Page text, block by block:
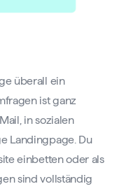
überall ein
ist ganz
in sozialen
Landingpage. Du
einbetten oder als
sind vollständig